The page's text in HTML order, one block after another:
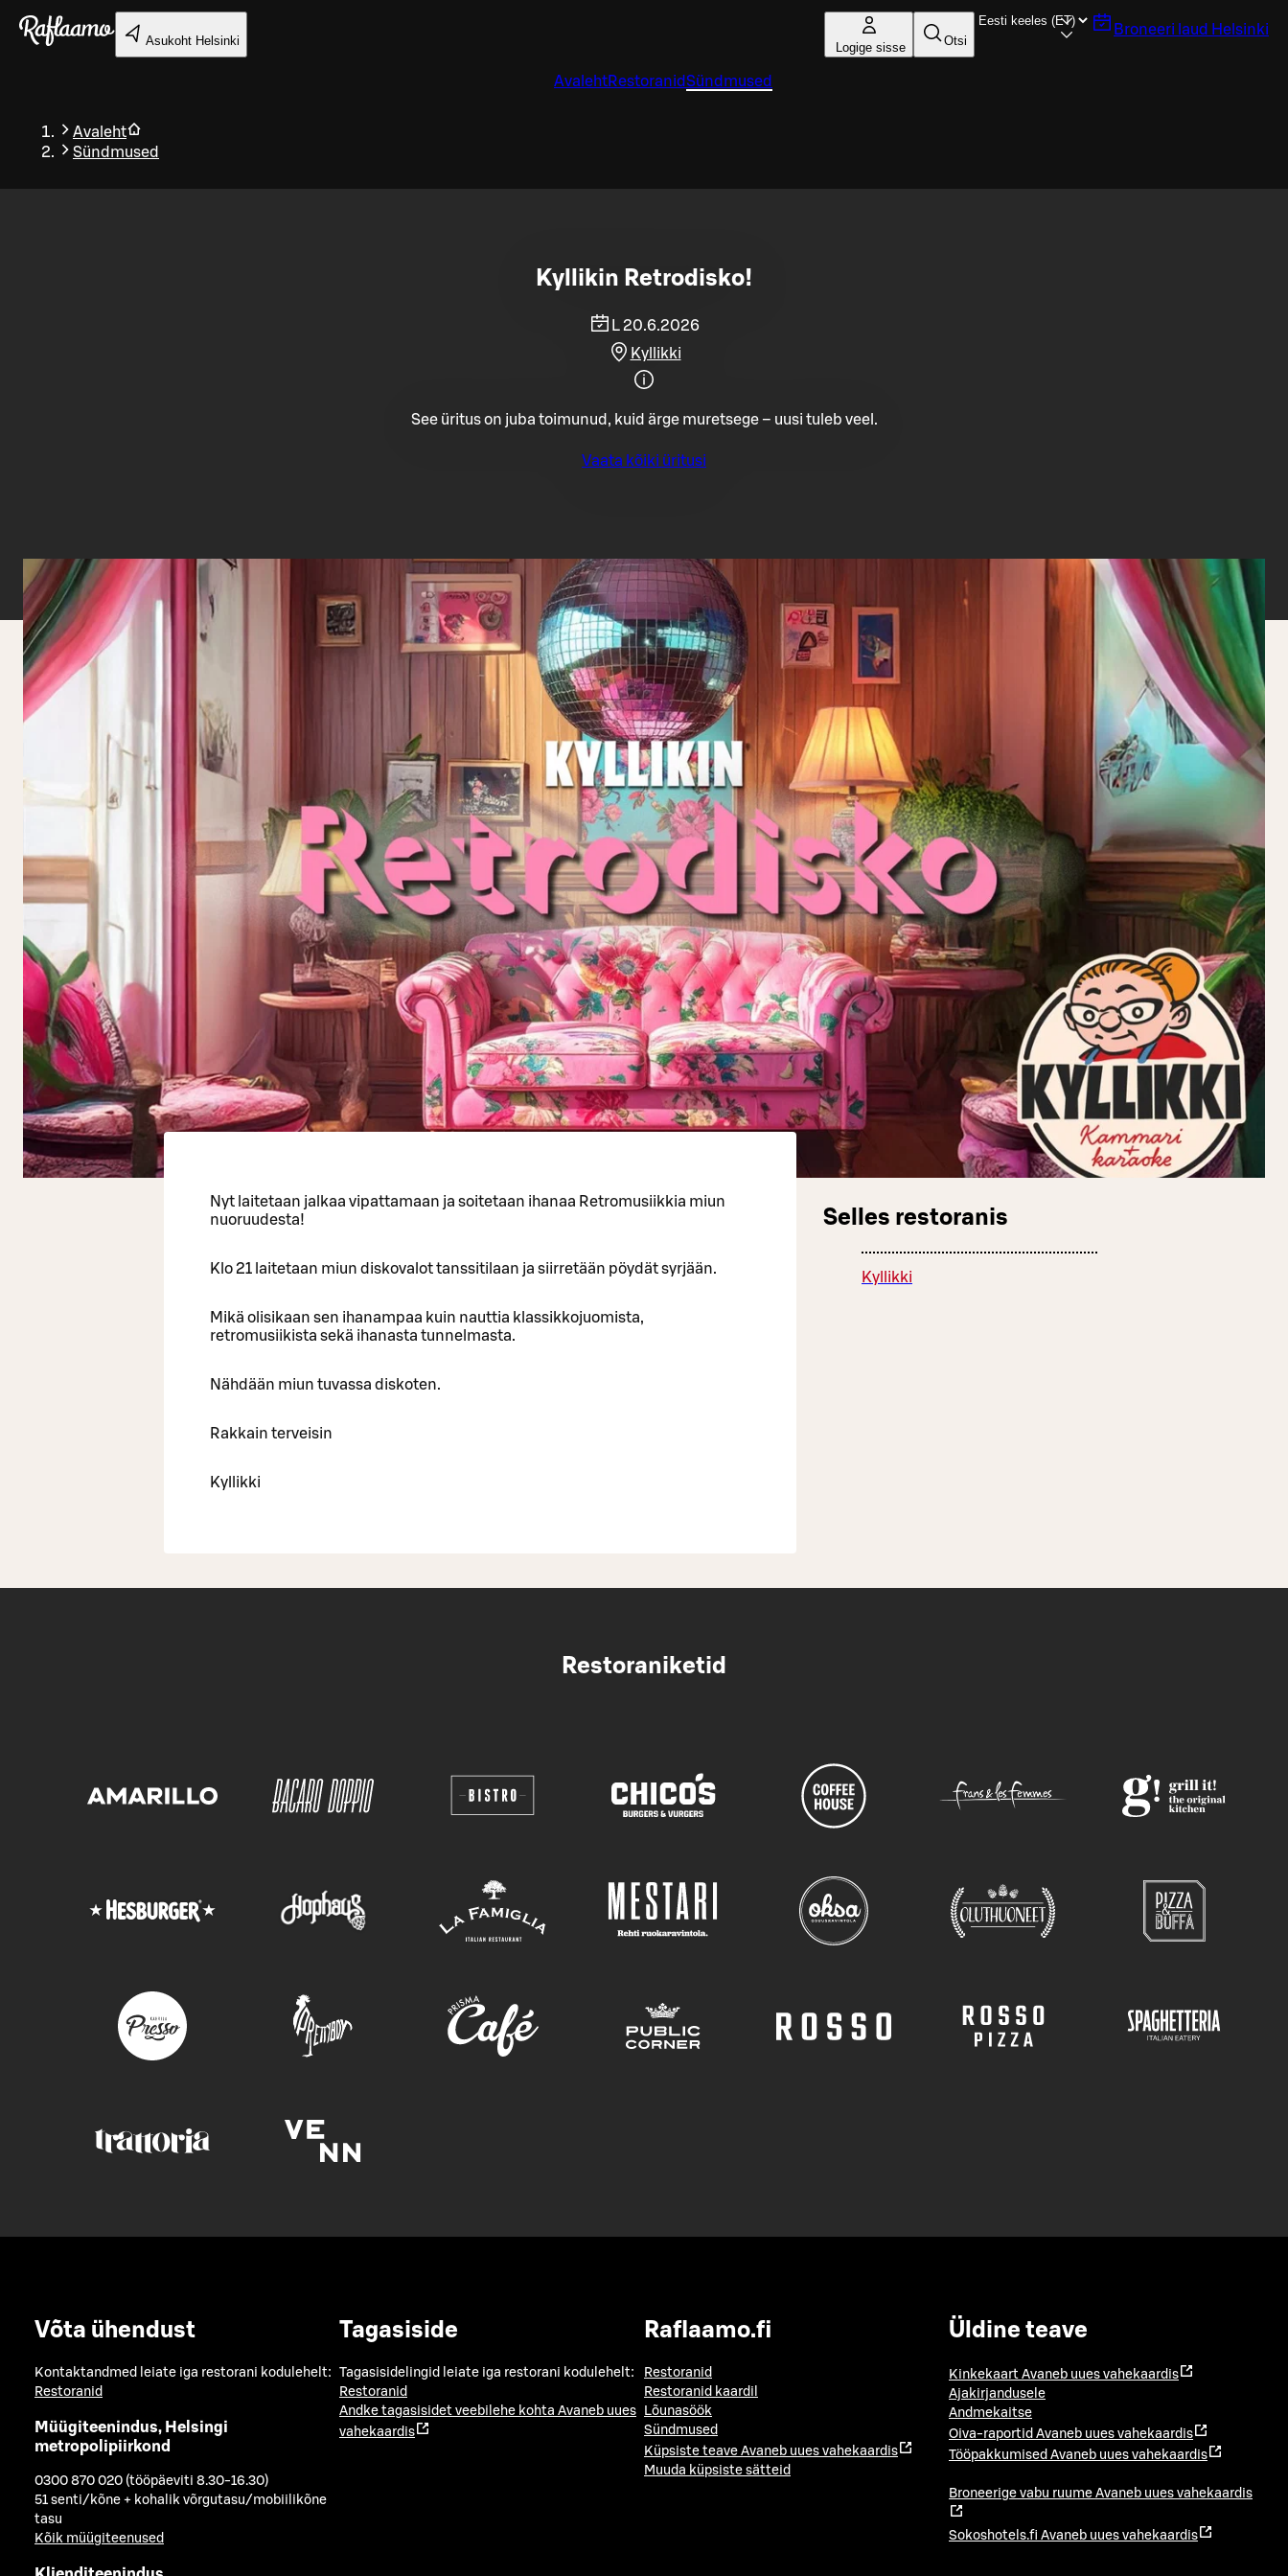
Liigu peamise sisu juurde
Asukoht Helsinki Logige sisse Otsi
Broneeri laud Helsinki
AvalehtRestoranidSündmused
Avaleht
Sündmused
Tagasi
Kyllikin Retrodisko!
L 20.6.2026
Kyllikki
See üritus on juba toimunud, kuid ärge muretsege – uusi tuleb veel.
Vaata kõiki üritusi
Nyt laitetaan jalkaa vipattamaan ja soitetaan ihanaa Retromusiikkia miun
nuoruudesta!
Klo 21 laitetaan miun diskovalot tanssitilaan ja siirretään pöydät syrjään.
Mikä olisikaan sen ihanampaa kuin nauttia klassikkojuomista,
retromusiikista sekä ihanasta tunnelmasta.
Nähdään miun tuvassa diskoten.
Rakkain terveisin
Kyllikki
Selles restoranis
Kyllikki
Restoraniketid
Võta ühendust
Kontaktandmed leiate iga restorani kodulehelt:
Restoranid
Müügiteenindus, Helsingi
metropolipiirkond
0300 870 020 (tööpäeviti 8.30-16.30)
51 senti/kõne + kohalik võrgutasu/mobiilikõne
tasu
Kõik müügiteenused
Tagasiside
Tagasisidelingid leiate iga restorani kodulehelt:
Restoranid
Andke tagasisidet veebilehe kohta Avaneb uues
vahekaardis
Raflaamo.fi
Restoranid
Restoranid kaardil
Lõunasöök
Sündmused
Küpsiste teave Avaneb uues vahekaardis
Muuda küpsiste sätteid
Üldine teave
Kinkekaart Avaneb uues vahekaardis
Ajakirjandusele
Andmekaitse
Oiva-raportid Avaneb uues vahekaardis
Tööpakkumised Avaneb uues vahekaardis
Broneerige vabu ruume Avaneb uues vahekaardis
Sokoshotels.fi Avaneb uues vahekaardis